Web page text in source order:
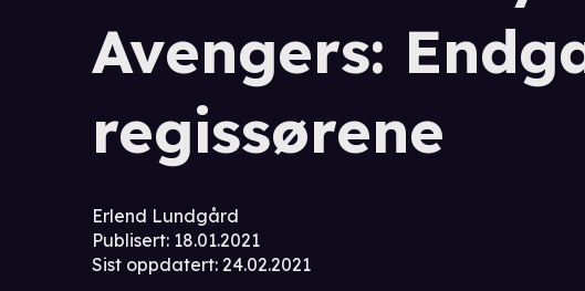
Avengers:
regissørene
Erlend Lundgård
Publisert: 18.01.2021
Sist oppdatert: 24.02.2021